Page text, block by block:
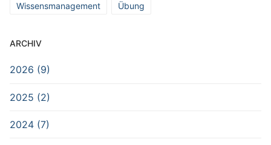
Wissensmanagement
Übung
ARCHIV
2026 (9)
2025 (2)
2024 (7)